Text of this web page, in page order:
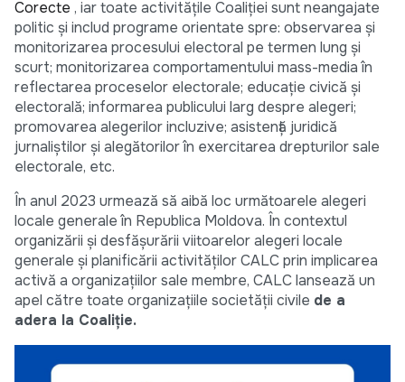
Corecte , iar toate activitățile Coaliției sunt neangajate
politic și includ programe orientate spre: observarea și
monitorizarea procesului electoral pe termen lung și
scurt; monitorizarea comportamentului mass-media în
reflectarea proceselor electorale; educație civică și
electorală; informarea publicului larg despre alegeri;
promovarea alegerilor incluzive; asistență juridică
jurnaliștilor și alegătorilor în exercitarea drepturilor sale
electorale, etc.
În anul 2023 urmează să aibă loc următoarele alegeri
locale generale în Republica Moldova. În contextul
organizării și desfășurării viitoarelor alegeri locale
generale și planificării activităților CALC prin implicarea
activă a organizațiilor sale membre, CALC lansează un
apel către toate organizațiile societății civile de a
adera la Coaliție.